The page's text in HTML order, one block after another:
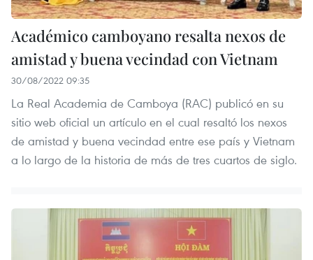
Académico camboyano resalta nexos de
amistad y buena vecindad con Vietnam
30/08/2022 09:35
La Real Academia de Camboya (RAC) publicó en su
sitio web oficial un artículo en el cual resaltó los nexos
de amistad y buena vecindad entre ese país y Vietnam
a lo largo de la historia de más de tres cuartos de siglo.